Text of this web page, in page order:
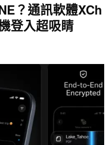
？通訊軟體XCh
登入超吸睛